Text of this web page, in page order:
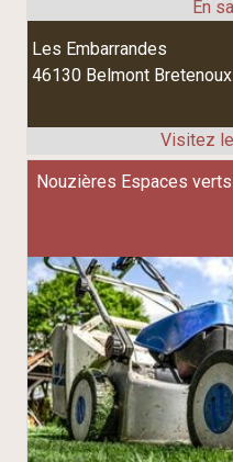
Les Embarrandes
46130 Belmont Bretenoux
Nouzières Espaces verts